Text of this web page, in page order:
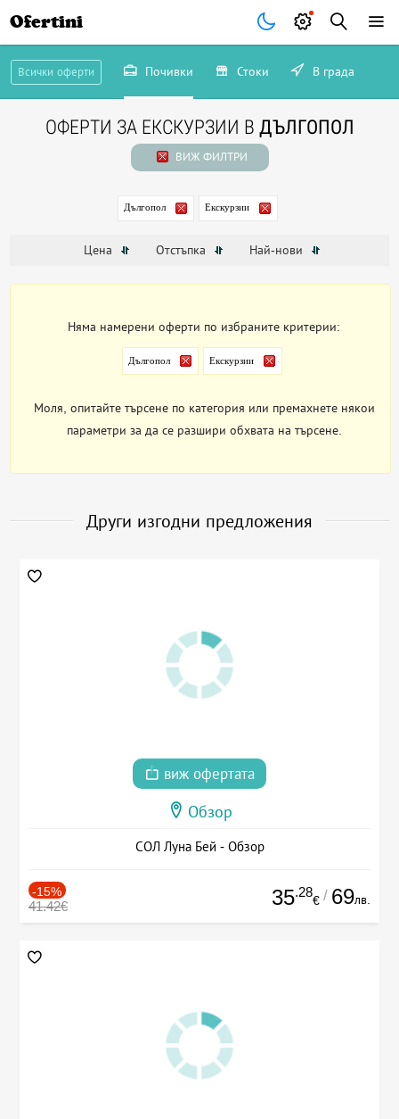
Ofertini
Всички оферти Почивки Стоки В града
ОФЕРТИ ЗА ЕКСКУРЗИИ В ДЪЛГОПОЛ
ВИЖ ФИЛТРИ
Дългопол Екскурзии
Цена Отстъпка Най-нови
Няма намерени оферти по избраните критерии:
Дългопол Екскурзии
Моля, опитайте търсене по категория или премахнете някои
параметри за да се разшири обхвата на търсене.
Други изгодни предложения
виж офертата
Обзор
СОЛ Луна Бей - Обзор
-15%
41.42€ 35.28
€ / 69лв.